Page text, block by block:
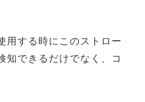
用する時にこのストロー
知できるだけでなく、コ